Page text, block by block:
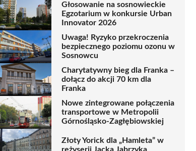
Głosowanie na sosnowieckie
Egzotarium w konkursie Urban
Innovator 2026
Uwaga! Ryzyko przekroczenia
bezpiecznego poziomu ozonu w
Sosnowcu
Charytatywny bieg dla Franka –
dołącz do akcji 70 km dla
Franka
Nowe zintegrowane połączenia
transportowe w Metropolii
Górnośląsko-Zagłębiowskiej
Złoty Yorick dla „Hamleta” w